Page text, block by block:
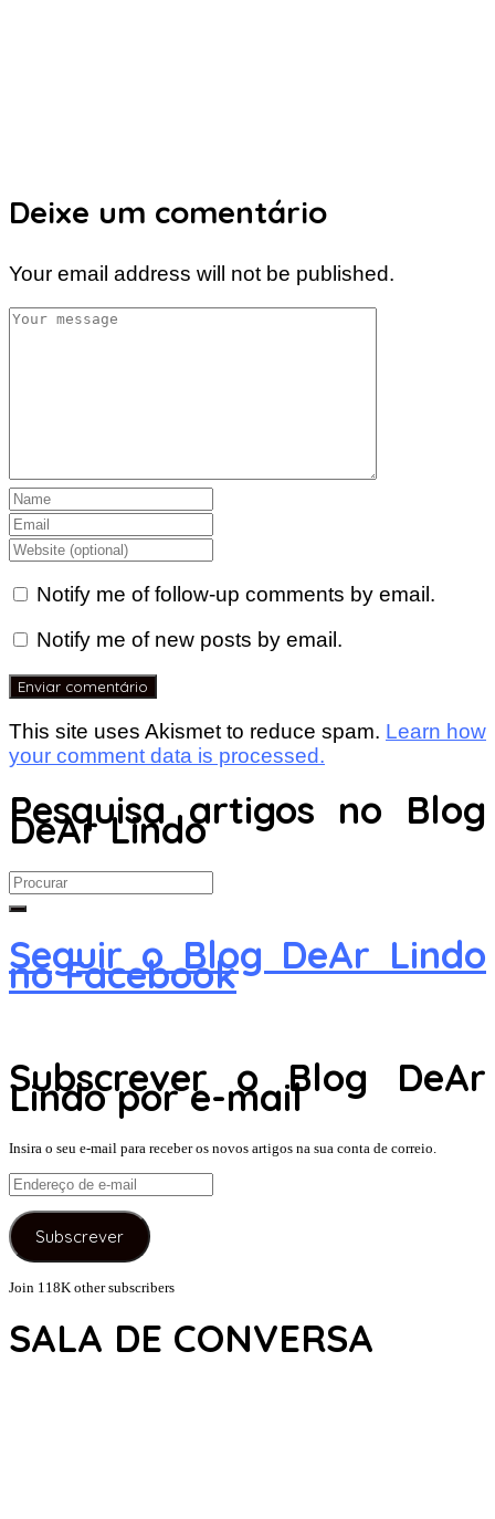
Deixe um comentário
Your email address will not be published.
Notify me of follow-up comments by email.
Notify me of new posts by email.
This site uses Akismet to reduce spam. Learn how
your comment data is processed.
Pesquisa artigos no Blog
DeAr Lindo
Search
for:
Seguir o Blog DeAr Lindo
no Facebook
Subscrever o Blog DeAr
Lindo por e-mail
Insira o seu e-mail para receber os novos artigos na sua conta de correio.
Endereço
de
e-
mail
Subscrever
Join 118K other subscribers
SALA DE CONVERSA